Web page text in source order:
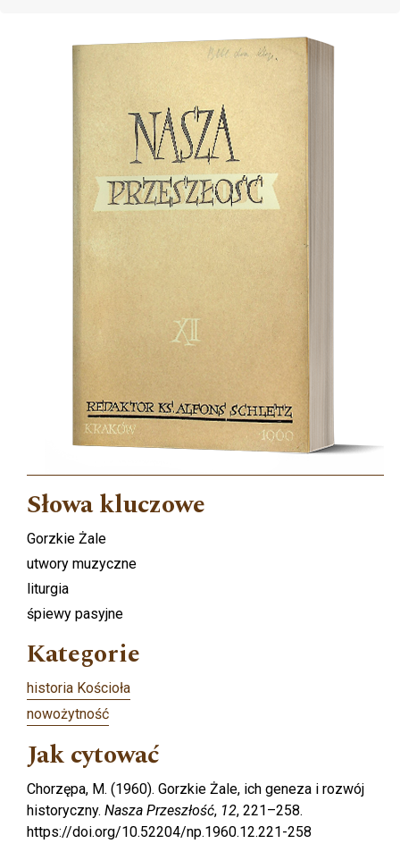
Słowa kluczowe
Gorzkie Żale
utwory muzyczne
liturgia
śpiewy pasyjne
Kategorie
historia Kościoła
nowożytność
Jak cytować
Chorzępa, M. (1960). Gorzkie Żale, ich geneza i rozwój
historyczny. Nasza Przeszłość, 12, 221–258.
https://doi.org/10.52204/np.1960.12.221-258